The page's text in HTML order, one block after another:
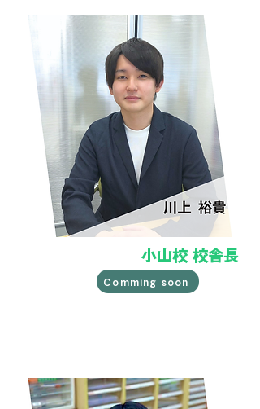
小山校 校舎長
Comming soon